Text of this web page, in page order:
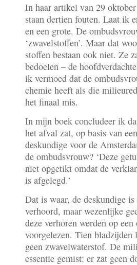
In haar artikel van 29
staan dertien fouten. Laat ik
en een grote. De
‘zwavelstoffen’. Maar dat
stoffen bestaan ook niet. Ze
bedoelen – de
ik vermoed dat de
chemie heeft als die
het finaal mis.
In mijn boek concludeer ik
het afval zat, op basis van
deskundige voor de
de ombudsvrouw? ‘Deze
niet opgetikt omdat de
is afgelegd.’
Dat is waar, de deskundige
verhoord, maar wezenlijke
deze verhoren werden op
voorgelezen. Tien
geen zwavelwaterstof. De
essentie gemist: er zat geen